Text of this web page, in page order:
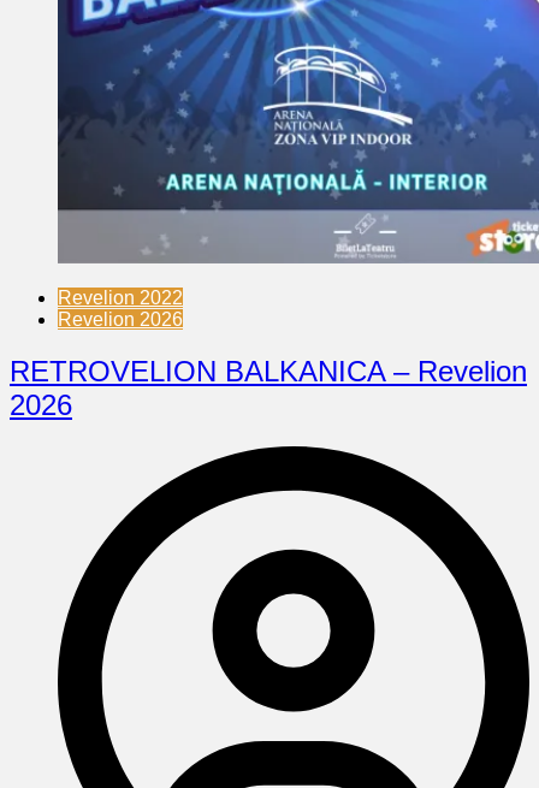
Revelion 2022
Revelion 2026
RETROVELION BALKANICA – Revelion
2026